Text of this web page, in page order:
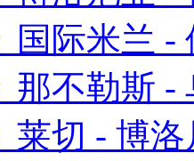
国际米兰 -
那不勒斯 -
莱切 - 博